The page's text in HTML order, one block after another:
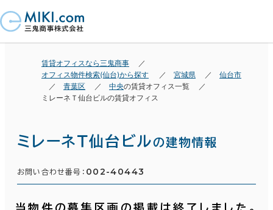
賃貸オフィスなら三鬼商事
オフィス物件検索(仙台)から探す
宮城県
仙台市
青葉区
中央の賃貸オフィス一覧
ミレーネＴ仙台ビルの賃貸オフィス
ミレーネＴ仙台ビルの建物情報
お問い合わせ番号： 002-40443
当物件の募集区画の掲載は終了しました。